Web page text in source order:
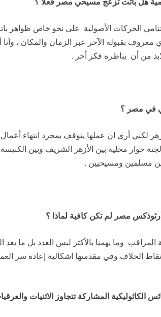
الحركات الأصولية على نحو خاص
بقبوله الآخر عبر الزمان والمكان ، وأنا
من أن يناظره فكر أخر .
في مصر ؟
لكني أرى ان عملها يتوقف بمجرد انتهاء
حوار محلية بين الأزهر الشريف وبين
مسلمين ومسيحيين .
مصر لم تكن كافية لماذا ؟
وما يهمنا بالأكثر ليس العدد بل ما
الخلاف وفي مقدمتها اشكالية إعادة سر
المشاركة تتجاوز الاثنيات